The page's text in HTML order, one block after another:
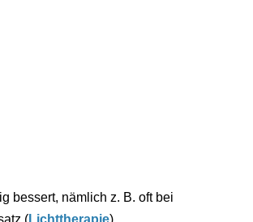
bessert, nämlich z. B. oft bei
( Lichttherapie).